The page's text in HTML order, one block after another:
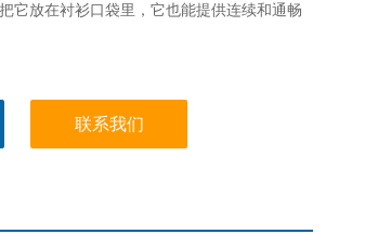
它放在衬衫口袋里，它也能提供连续和通畅
联系我们